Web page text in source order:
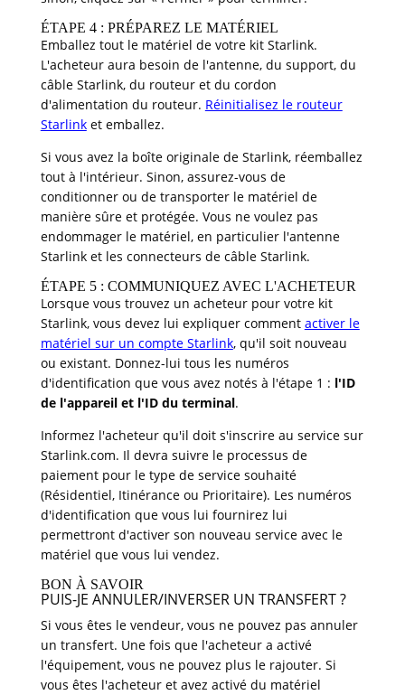
ÉTAPE 4 : PRÉPAREZ LE MATÉRIEL
Emballez tout le matériel de votre kit Starlink.
L'acheteur aura besoin de l'antenne, du support, du
câble Starlink, du routeur et du cordon
d'alimentation du routeur. Réinitialisez le routeur
Starlinket emballez.
Si vous avez la boîte originale de Starlink, réemballez
tout à l'intérieur. Sinon, assurez-vous de
conditionner ou de transporter le matériel de
manière sûre et protégée. Vous ne voulez pas
endommager le matériel, en particulier l'antenne
Starlink et les connecteurs de câble Starlink.
ÉTAPE 5 : COMMUNIQUEZ AVEC L'ACHETEUR
Lorsque vous trouvez un acheteur pour votre kit
Starlink, vous devez lui expliquer comment activer le
matériel sur un compte Starlink, qu'il soit nouveau
ou existant. Donnez-lui tous les numéros
d'identification que vous avez notés à l'étape 1 : l'ID
de l'appareil et l'ID du terminal.
Informez l'acheteur qu'il doit s'inscrire au service sur
Starlink.com. Il devra suivre le processus de
paiement pour le type de service souhaité
(Résidentiel, Itinérance ou Prioritaire). Les numéros
d'identification que vous lui fournirez lui
permettront d'activer son nouveau service avec le
matériel que vous lui vendez.
BON À SAVOIR
PUIS-JE ANNULER/INVERSER UN TRANSFERT ?
Si vous êtes le vendeur, vous ne pouvez pas annuler
un transfert. Une fois que l'acheteur a activé
l'équipement, vous ne pouvez plus le rajouter. Si
vous êtes l'acheteur et avez activé du matériel